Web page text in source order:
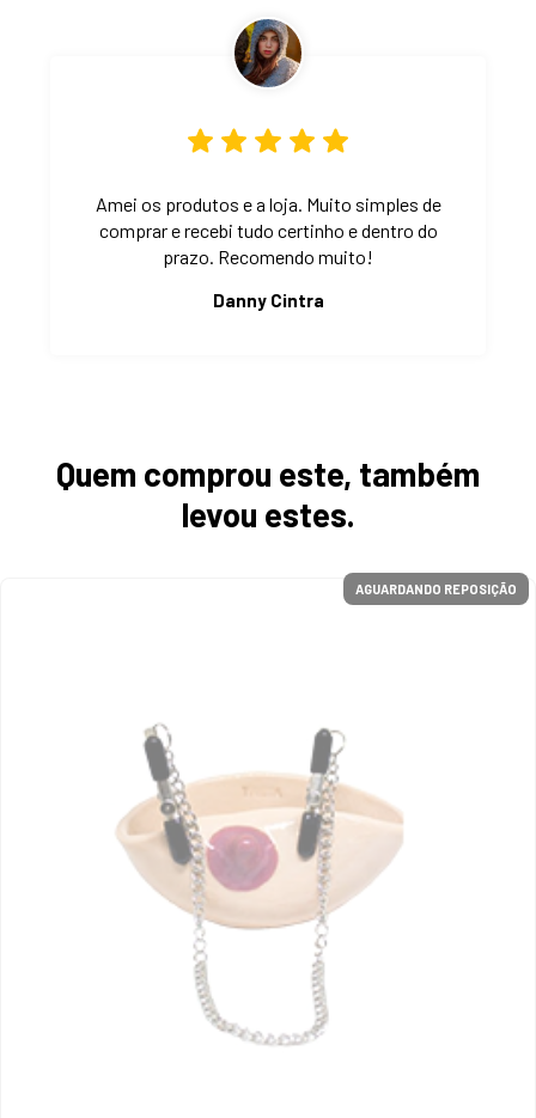
Amei os produtos e a loja. Muito simples de
comprar e recebi tudo certinho e dentro do
prazo. Recomendo muito!
Danny Cintra
Quem comprou este, também
levou estes.
AGUARDANDO REPOSIÇÃO